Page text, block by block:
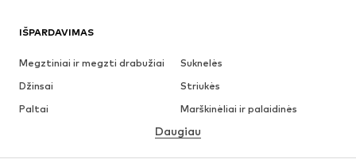
IŠPARDAVIMAS
Megztiniai ir megzti drabužiai
Suknelės
Džinsai
Striukės
Paltai
Marškinėliai ir palaidinės
Apatiniai
Sijonai
Palaidinės ir tunikos
Daugiau